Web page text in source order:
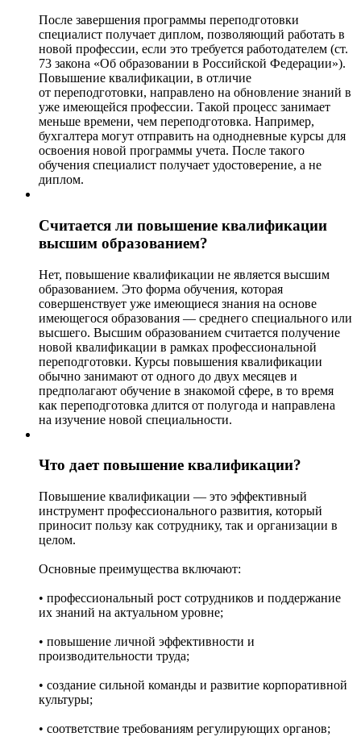
После завершения программы переподготовки
специалист получает диплом, позволяющий работать в
новой профессии, если это требуется работодателем (ст.
73 закона «Об образовании в Российской Федерации»).
Повышение квалификации, в отличие
от переподготовки, направлено на обновление знаний в
уже имеющейся профессии. Такой процесс занимает
меньше времени, чем переподготовка. Например,
бухгалтера могут отправить на однодневные курсы для
освоения новой программы учета. После такого
обучения специалист получает удостоверение, а не
диплом.
Считается ли повышение квалификации
высшим образованием?
Нет, повышение квалификации не является высшим
образованием. Это форма обучения, которая
совершенствует уже имеющиеся знания на основе
имеющегося образования — среднего специального или
высшего. Высшим образованием считается получение
новой квалификации в рамках профессиональной
переподготовки. Курсы повышения квалификации
обычно занимают от одного до двух месяцев и
предполагают обучение в знакомой сфере, в то время
как переподготовка длится от полугода и направлена
на изучение новой специальности.
Что дает повышение квалификации?
Повышение квалификации — это эффективный
инструмент профессионального развития, который
приносит пользу как сотруднику, так и организации в
целом.
Основные преимущества включают:
• профессиональный рост сотрудников и поддержание
их знаний на актуальном уровне;
• повышение личной эффективности и
производительности труда;
• создание сильной команды и развитие корпоративной
культуры;
• соответствие требованиям регулирующих органов;